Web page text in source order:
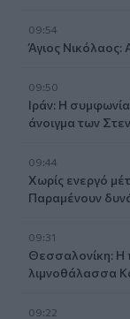
09:54
Άγιος
09:50
Ιράν: Η
άνοιγμα των
09:44
Χωρίς ενεργό
Παραμένουν
09:31
Θεσσαλονίκη: Η
λιμνοθάλασσα
09:22